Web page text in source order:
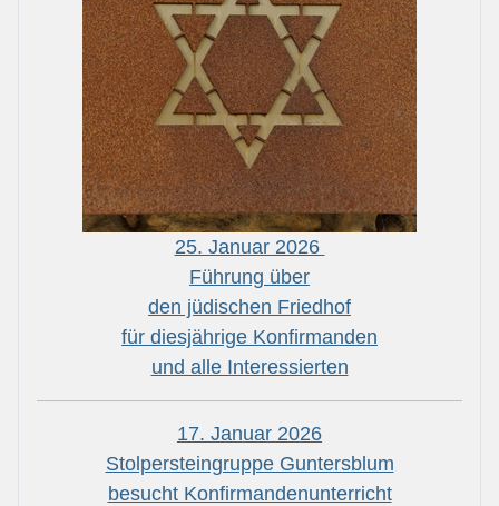
25. Januar 2026
Führung über
den jüdischen Friedhof
für diesjährige Konfirmanden
und alle Interessierten
17. Januar 2026
Stolpersteingruppe Guntersblum
besucht Konfirmandenunterricht